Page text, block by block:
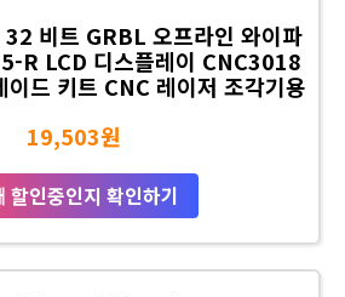
비트 GRBL 오프라인 와이파
R LCD 디스플레이 CNC3018
드 키트 CNC 레이저 조각기용
19,503원
할인중인지 확인하기